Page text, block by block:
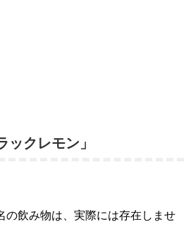
ックレモン」
の飲み物は、実際には存在しませ